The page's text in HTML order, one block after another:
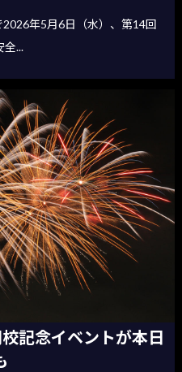
年5月6日（水）、第14回
全...
記念イベントが本日